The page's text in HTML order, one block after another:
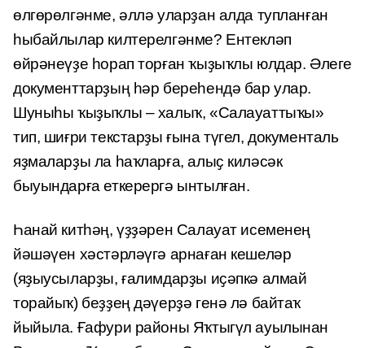
өлгөрөлгәнме, әллә уларҙан алда тупланған
һыбайлылар килтерел­гәнме? Ентекләп
өйрәнеүҙе һорап торған ҡыҙыҡлы юлдар. Әлеге
документ­тарҙың һәр береһендә бар улар.
Шуныһы ҡыҙыҡлы – халыҡ, «Салауаттыҡы»
тип, шиғри текстарҙы ғына түгел, документаль
яҙмаларҙы ла һаҡларға, алыҫ киләсәк
быуындарға еткерергә ынтылған.
Һанай китһәң, үҙҙәрен Салауат исеменең
йәшәүен хәстәрләүгә арнаған кешеләр
(яҙыусыларҙы, ғалимдарҙы иҫәпкә алмай
торайыҡ) беҙҙең дәүерҙә генә лә байтаҡ
йыйыла. Ғафури районы Яҡтыгүл ауылынан